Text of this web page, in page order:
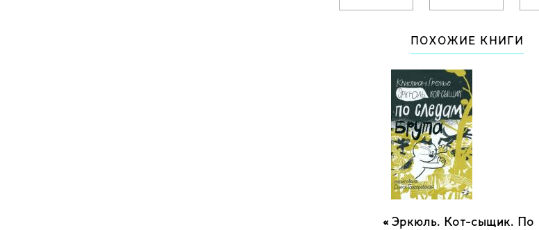
ПОХОЖИЕ КНИГИ
Эркюль. Кот-сыщик. По